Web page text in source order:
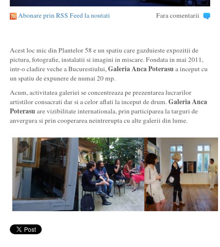
Abonare prin RSS Feed la noutati Fara comentarii
Acest loc mic din Plantelor 58 e un spatiu care gazduieste expozitii de
pictura, fotografie, instalatii si imagini in miscare. Fondata in mai 2011,
intr-o cladire veche a Bucurestiului,Galeria Anca Poterasu a inceput cu
un spatiu de expunere de numai 20 mp.
Acum, activitatea galeriei se concentreaza pe prezentarea lucrarilor
artistilor consacrati dar si a celor aflati la inceput de drum.Galeria Anca
Poterasu are vizibilitate internationala, prin participarea la targuri de
anvergura si prin cooperarea neintrerupta cu alte galerii din lume.